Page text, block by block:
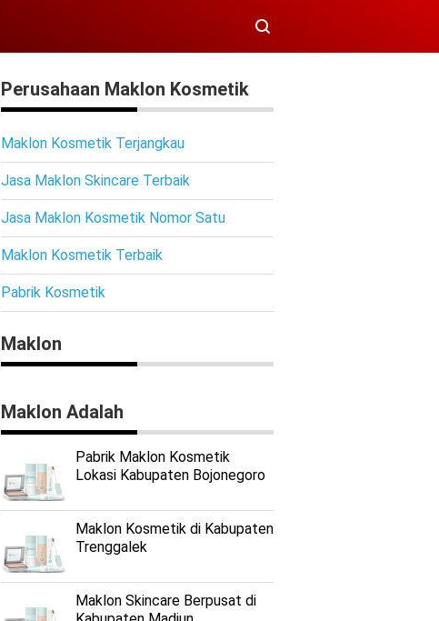
Perusahaan Maklon Kosmetik
Maklon Kosmetik Terjangkau
Jasa Maklon Skincare Terbaik
Jasa Maklon Kosmetik Nomor Satu
Maklon Kosmetik Terbaik
Pabrik Kosmetik
Maklon
Maklon Adalah
Pabrik Maklon Kosmetik
Lokasi Kabupaten Bojonegoro
Maklon Kosmetik di Kabupaten
Trenggalek
Maklon Skincare Berpusat di